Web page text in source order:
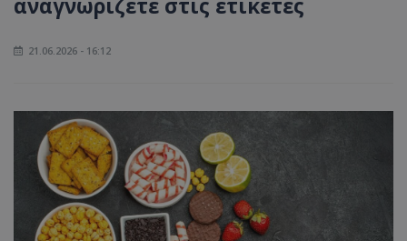
αναγνωρίζετε στις ετικέτες
21.06.2026 - 16:12